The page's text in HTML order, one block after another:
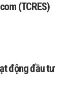
(TCRES)
động đầu tư